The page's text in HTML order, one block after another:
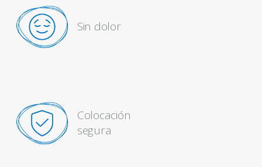
Sin dolor
Colocación
segura